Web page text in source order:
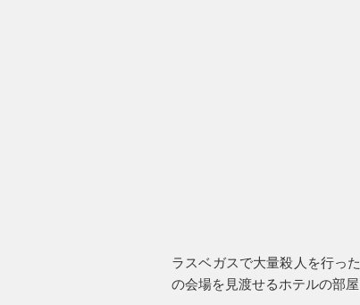
ラスベガスで大量殺人を行っ
の会場を見渡せるホテルの部